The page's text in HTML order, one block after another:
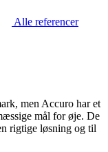
Alle referencer
men Accuro har et
mål for øje. De
rigtige løsning og til